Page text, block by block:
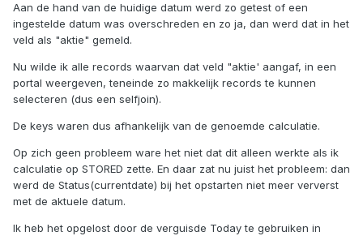
Aan de hand van de huidige datum werd zo getest of een
ingestelde datum was overschreden en zo ja, dan werd dat in het
veld als "aktie" gemeld.
Nu wilde ik alle records waarvan dat veld "aktie' aangaf, in een
portal weergeven, teneinde zo makkelijk records te kunnen
selecteren (dus een selfjoin).
De keys waren dus afhankelijk van de genoemde calculatie.
Op zich geen probleem ware het niet dat dit alleen werkte als ik
calculatie op STORED zette. En daar zat nu juist het probleem: dan
werd de Status(currentdate) bij het opstarten niet meer ververst
met de aktuele datum.
Ik heb het opgelost door de verguisde Today te gebruiken in